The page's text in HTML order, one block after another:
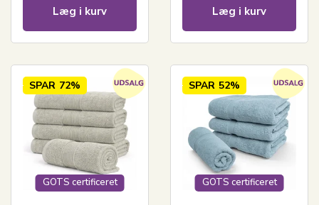
Læg i kurv Læg i kurv
GOTS certificeret
SPAR 72%
GOTS certificeret
SPAR 52%